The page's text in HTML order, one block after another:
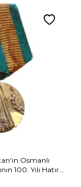
Osmanlı
100. Yılı Hatıra